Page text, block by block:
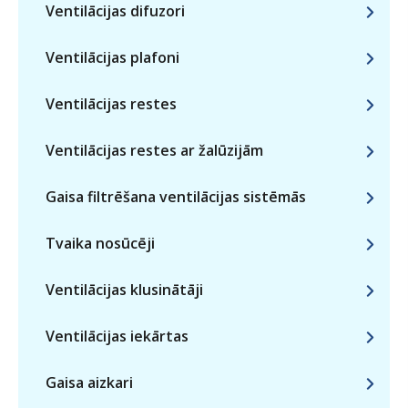
Ventilācijas difuzori
Ventilācijas plafoni
Ventilācijas restes
Ventilācijas restes ar žalūzijām
Gaisa filtrēšana ventilācijas sistēmās
Tvaika nosūcēji
Ventilācijas klusinātāji
Ventilācijas iekārtas
Gaisa aizkari